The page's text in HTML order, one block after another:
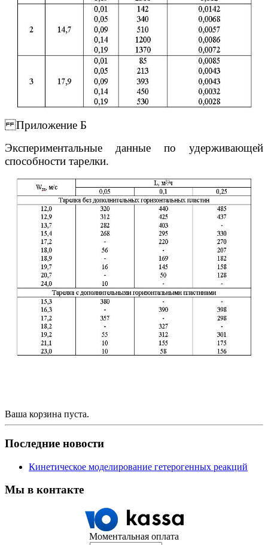
Приложение Б
Экспериментальные данные по удерживающей
способности тарелки.
Ваша корзина пуста.
Последние новости
Кинетическое моделирование гетерогенных реакций
Мы в контакте
Моментальная оплата